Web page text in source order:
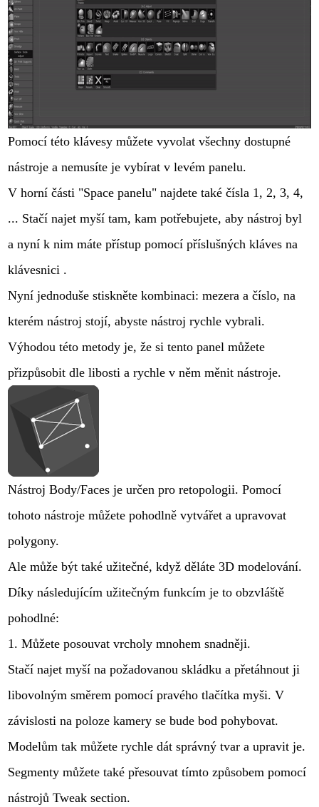
Pomocí této klávesy můžete vyvolat všechny dostupné
nástroje a nemusíte je vybírat v levém panelu.
V horní části "Space panelu" najdete také čísla 1, 2, 3, 4,
... Stačí najet myší tam, kam potřebujete, aby nástroj byl
a nyní k nim máte přístup pomocí příslušných kláves na
klávesnici .
Nyní jednoduše stiskněte kombinaci: mezera a číslo, na
kterém nástroj stojí, abyste nástroj rychle vybrali.
Výhodou této metody je, že si tento panel můžete
přizpůsobit dle libosti a rychle v něm měnit nástroje.
Nástroj Body/Faces je určen pro retopologii. Pomocí
tohoto nástroje můžete pohodlně vytvářet a upravovat
polygony.
Ale může být také užitečné, když děláte 3D modelování.
Díky následujícím užitečným funkcím je to obzvláště
pohodlné:
1. Můžete posouvat vrcholy mnohem snadněji.
Stačí najet myší na požadovanou skládku a přetáhnout ji
libovolným směrem pomocí pravého tlačítka myši. V
závislosti na poloze kamery se bude bod pohybovat.
Modelům tak můžete rychle dát správný tvar a upravit je.
Segmenty můžete také přesouvat tímto způsobem pomocí
nástrojů Tweak section.